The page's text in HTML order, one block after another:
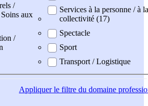
/
aux
/
Services à la personne / à la
collectivité (17)
Spectacle
Sport
Transport / Logistique
Appliquerle filtre du domaine